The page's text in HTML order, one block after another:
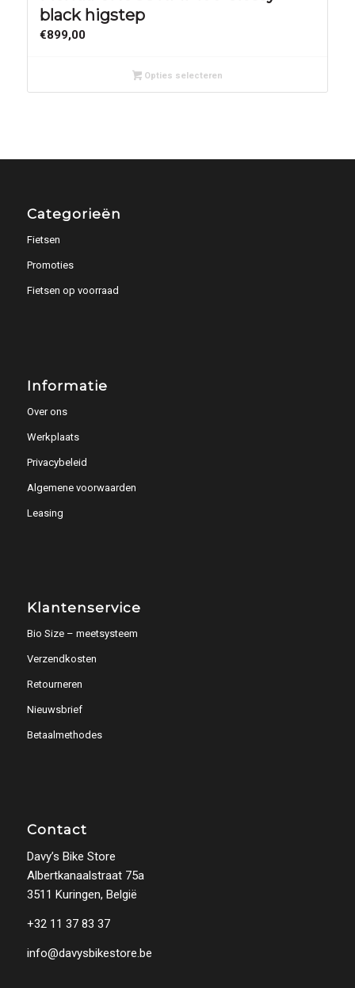
black higstep
€899,00
Opties selecteren
Categorieën
Fietsen
Promoties
Fietsen op voorraad
Informatie
Over ons
Werkplaats
Privacybeleid
Algemene voorwaarden
Leasing
Klantenservice
Bio Size – meetsysteem
Verzendkosten
Retourneren
Nieuwsbrief
Betaalmethodes
Contact
Davy’s Bike Store
Albertkanaalstraat 75a
3511 Kuringen, België
+32 11 37 83 37
info@davysbikestore.be